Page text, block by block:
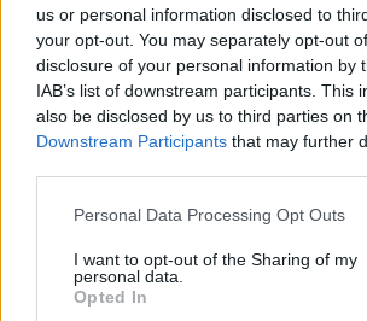
us or personal information disclosed to
your opt-out. You may separately opt-out
disclosure of your personal information by
IAB’s list of downstream participants. This
also be disclosed by us to third parties on
Downstream Participants that may further
Please note that this website/app uses one
not limited to your visit or usage behaviour.
grant or deny consent to Google and its
use your data for below specified purposes
Personal Data Processing Opt Outs
I want to opt-out of the Sharing of my
personal data.
Opted In